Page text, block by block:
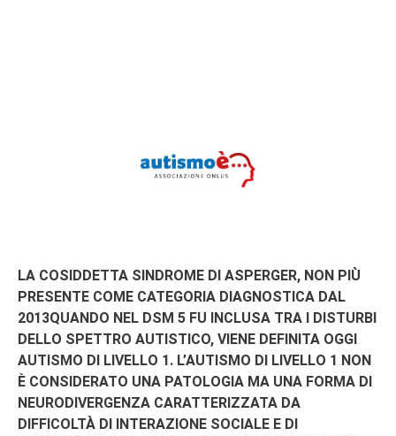
LA COSIDDETTA SINDROME DI ASPERGER, NON PIÙ
PRESENTE COME CATEGORIA DIAGNOSTICA DAL
2013QUANDO NEL DSM 5 FU INCLUSA TRA I DISTURBI
DELLO SPETTRO AUTISTICO, VIENE DEFINITA OGGI
AUTISMO DI LIVELLO 1. L’AUTISMO DI LIVELLO 1 NON
È CONSIDERATO UNA PATOLOGIA MA UNA FORMA DI
NEURODIVERGENZA CARATTERIZZATA DA
DIFFICOLTÀ DI INTERAZIONE SOCIALE E DI